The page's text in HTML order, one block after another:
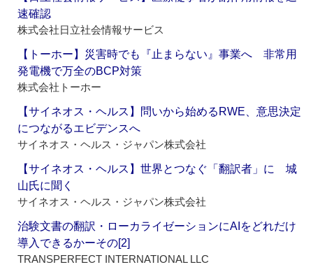
速確認
株式会社日立社会情報サービス
【トーホー】災害時でも『止まらない』事業へ 非常用
発電機で万全のBCP対策
株式会社トーホー
【サイネオス・ヘルス】問いから始めるRWE、意思決定
につながるエビデンスへ
サイネオス・ヘルス・ジャパン株式会社
【サイネオス・ヘルス】世界とつなぐ「翻訳者」に 城
山氏に聞く
サイネオス・ヘルス・ジャパン株式会社
治験文書の翻訳・ローカライゼーションにAIをどれだけ
導入できるかーその[2]
TRANSPERFECT INTERNATIONAL LLC